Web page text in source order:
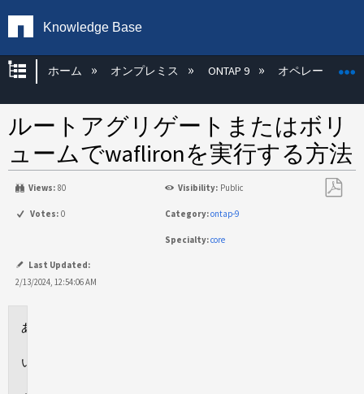
Knowledge Base
グローバル階層を展開/折りたたむ
ホーム オンプレミス ONTAP 9 オペレーティン
ルートアグリゲートまたはボリ
ュームでwaflironを実行する方法
Views: 80 Visibility: Public
Votes: 0 Category:ontap-9
Specialty:core
Last Updated:
2/13/2024, 12:54:06 AM